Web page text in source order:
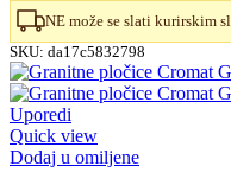
NE može se slati kurirskim
SKU: da17c5832798
Uporedi
Quick view
Dodaj u omiljene